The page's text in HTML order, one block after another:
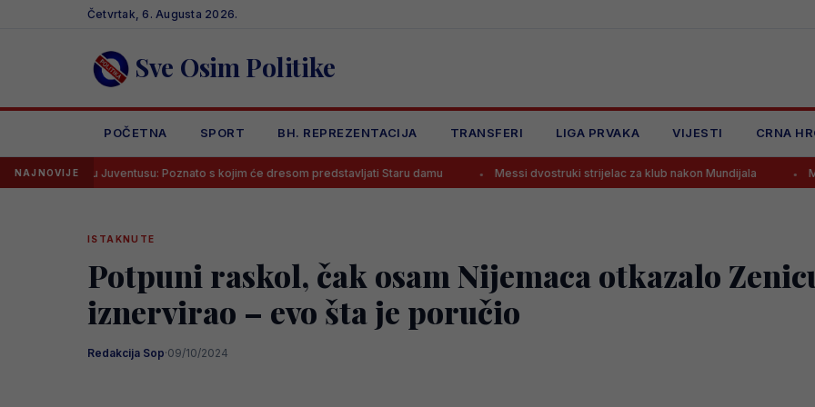
Četvrtak, 6. Augusta 2026.
Sve Osim Politike
POČETNA SPORT BH. REPREZENTACIJA TRANSFERI LIGA PRVAKA VIJESTI CRNA
NAJNOVIJE
u Juventusu: Poznato s kojim će dresom predstavljati Staru damu Messi dvostruki strijelac za klub nakon Mundijala Mohamed
ISTAKNUTE
Potpuni raskol, čak osam Nijemaca otkazalo
iznervirao – evo šta je poručio
Redakcija Sop·09/10/2024